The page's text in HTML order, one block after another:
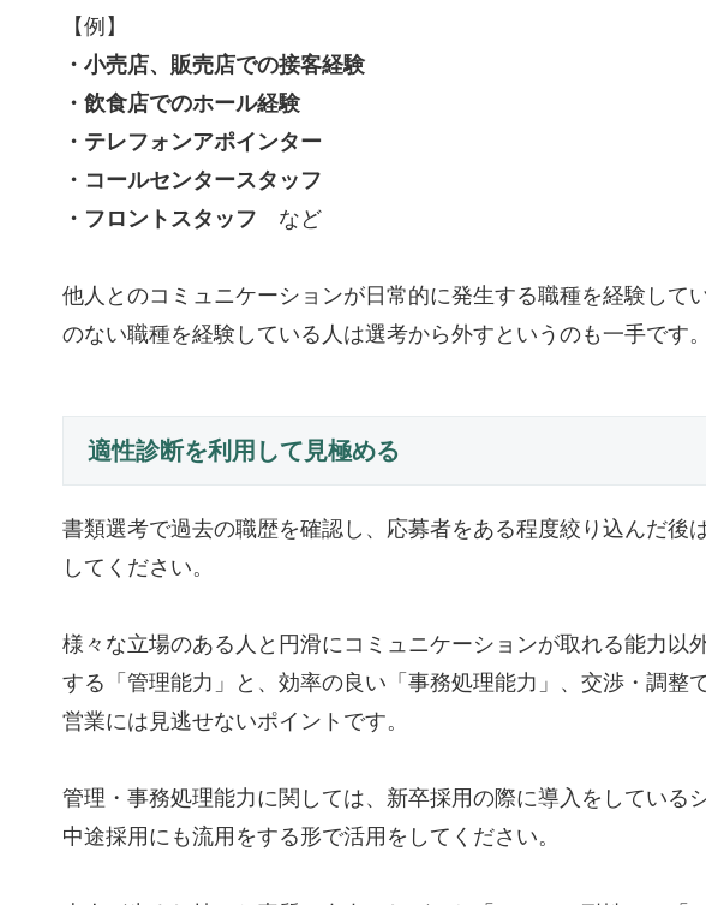
【例】
・小売店、販売店での接客経験
・飲食店でのホール経験
・テレフォンアポインター
・コールセンタースタッフ
・フロントスタッフ など
他人とのコミュニケーションが日常的に発生する職種を経験して
のない職種を経験している人は選考から外すというのも一手です。
適性診断を利用して見極める
書類選考で過去の職歴を確認し、応募者をある程度絞り込んだ後
してください。
様々な立場のある人と円滑にコミュニケーションが取れる能力以
する「管理能力」と、効率の良い「事務処理能力」、交渉・調整
営業には見逃せないポイントです。
管理・事務処理能力に関しては、新卒採用の際に導入をしている
中途採用にも流用をする形で活用をしてください。